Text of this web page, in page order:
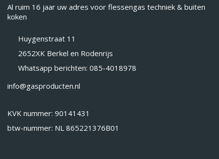
Al ruim 16 jaar uw adres voor flessengas techniek & buiten
koken
Huygenstraat 11
2652XK Berkel en Rodenrijs
Whatsapp berichten: 085-4018978
info@gasproducten.nl
KVK nummer: 90141431
btw-nummer: NL 865221376B01